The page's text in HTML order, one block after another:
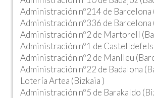
Administración nº214 de Barcelona
Administración nº336 de Barcelona
Administración nº2 de Martorell
Administración nº1 de
Administración nº2 de Manlleu
Administración nº22 de Badalona
Lotería Artea (Bizkaia )
Administración nº5 de Barakaldo